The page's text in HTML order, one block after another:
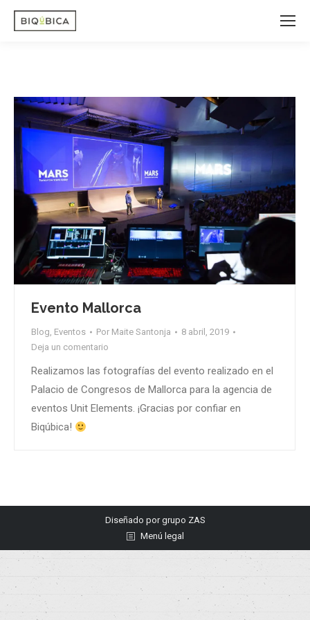
Evento Mallorca
Blog, Eventos Por Maite Santonja
8 abril, 2019
Deja un comentario
Realizamos las fotografías del evento realizado en el
Palacio de Congresos de Mallorca para la agencia de
eventos Unit Elements. ¡Gracias por confiar en
Biqúbica!
Diseñado porgrupo ZAS
Menú legal